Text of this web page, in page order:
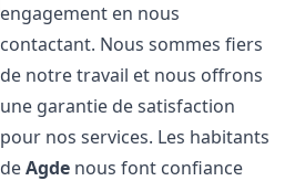
engagement en nous
contactant. Nous sommes fiers
de notre travail et nous offrons
une garantie de satisfaction
pour nos services. Les habitants
deAgde nous font confiance